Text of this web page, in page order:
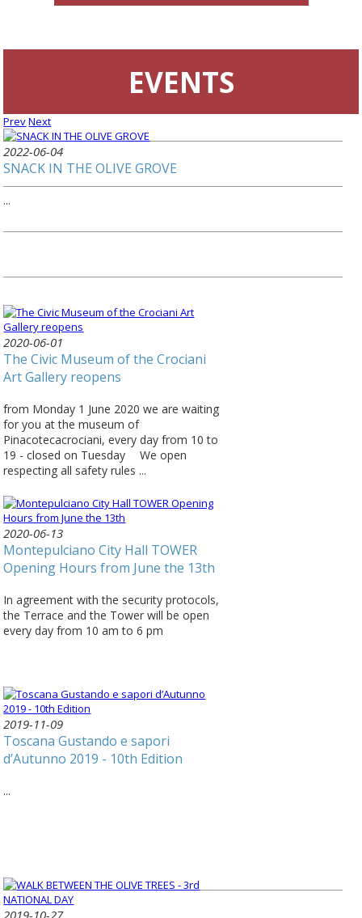
EVENTS
PrevNext
2022-06-04
SNACK IN THE OLIVE GROVE
...
2020-06-01
The Civic Museum of the Crociani
Art Gallery reopens
from Monday 1 June 2020 we are waiting
for you at the museum of
Pinacotecacrociani, every day from 10 to
19 - closed on Tuesday ⠀ We open
respecting all safety rules ...
2020-06-13
Montepulciano City Hall TOWER
Opening Hours from June the 13th
In agreement with the security protocols,
the Terrace and the Tower will be open
every day from 10 am to 6 pm
2019-11-09
Toscana Gustando e sapori
d’Autunno 2019 - 10th Edition
...